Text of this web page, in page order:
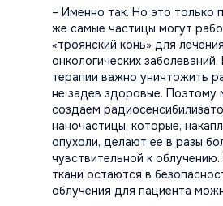
– Именно так. Но это только
же самые частицы могут
«троянский конь» для лечения
онкологических заболеваний.
терапии важно уничтожить
не задев здоровые. Поэтому
создаем
наночастицы, которые,
опухоли, делают ее в разы
чувствительной к
ткани остаются в
облучения для пациента